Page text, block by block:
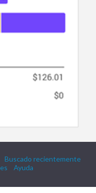
Buscado recientemente
Ayuda